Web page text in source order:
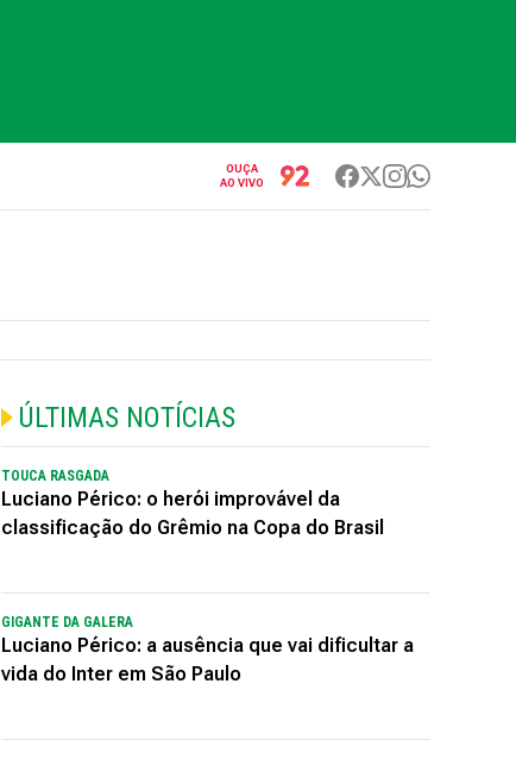
OUÇA
AO VIVO
ÚLTIMAS NOTÍCIAS
TOUCA RASGADA
Luciano Périco: o herói improvável da
classificação do Grêmio na Copa do Brasil
GIGANTE DA GALERA
Luciano Périco: a ausência que vai dificultar a
vida do Inter em São Paulo